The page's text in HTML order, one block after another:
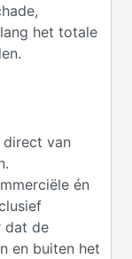
het totale
van
én
dat de
en buiten het